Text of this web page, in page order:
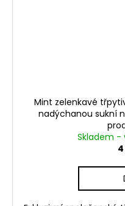
Mint zelenkavé
nadýchanou sukní
Skladem -